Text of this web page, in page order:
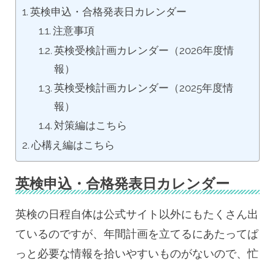
英検申込・合格発表日カレンダー
注意事項
英検受検計画カレンダー（2026年度情
報）
英検受検計画カレンダー（2025年度情
報）
対策編はこちら
心構え編はこちら
英検申込・合格発表日カレンダー
英検の日程自体は公式サイト以外にもたくさん出
ているのですが、年間計画を立てるにあたってぱ
っと必要な情報を拾いやすいものがないので、忙